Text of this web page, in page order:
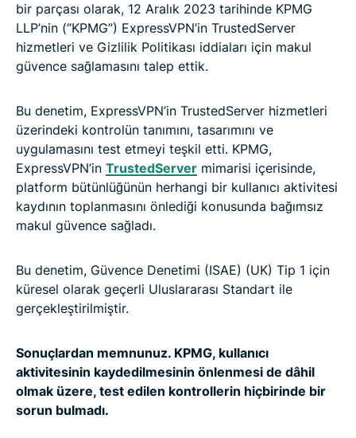
bir parçası olarak, 12 Aralık 2023 tarihinde KPMG
LLP’nin (“KPMG”) ExpressVPN’in TrustedServer
hizmetleri ve Gizlilik Politikası iddiaları için makul
güvence sağlamasını talep ettik.
Bu denetim, ExpressVPN’in TrustedServer hizmetleri
üzerindeki kontrolün tanımını, tasarımını ve
uygulamasını test etmeyi teşkil etti. KPMG,
ExpressVPN’in TrustedServer mimarisi içerisinde,
platform bütünlüğünün herhangi bir kullanıcı aktivitesi
kaydının toplanmasını önlediği konusunda bağımsız
makul güvence sağladı.
Bu denetim, Güvence Denetimi (ISAE) (UK) Tip 1 için
küresel olarak geçerli Uluslararası Standart ile
gerçekleştirilmiştir.
Sonuçlardan memnunuz. KPMG, kullanıcı
aktivitesinin kaydedilmesinin önlenmesi de dâhil
olmak üzere, test edilen kontrollerin hiçbirinde bir
sorun bulmadı.